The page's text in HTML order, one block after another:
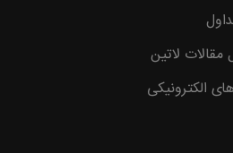
مقالات لاتین
الکترونیکی